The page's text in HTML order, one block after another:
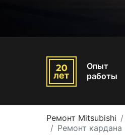
Опыт
работы
Ремонт Mitsubishi
Ремонт кардана